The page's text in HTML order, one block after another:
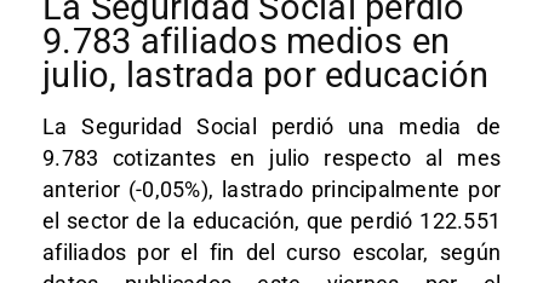
9.783 afiliados medios en
julio, lastrada por educación
La Seguridad Social perdió una media de
9.783 cotizantes en julio respecto al mes
anterior (-0,05%), lastrado principalmente por
el sector de la educación, que perdió 122.551
afiliados por el fin del curso escolar, según